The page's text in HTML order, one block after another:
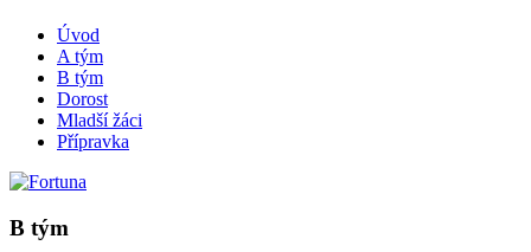
Úvod
A tým
B tým
Dorost
Mladší žáci
Přípravka
B tým